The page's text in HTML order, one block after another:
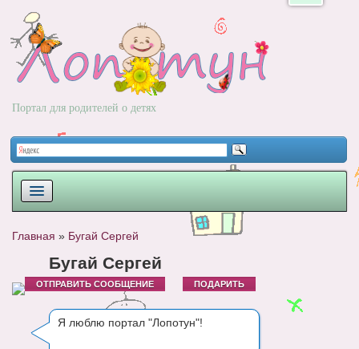
Портал для родителей о детях
РОДЫ
НОВОРОЖДЕННЫЙ
РАЗВИТИЕ
Главная » Бугай Сергей
Бугай Сергей
ОТПРАВИТЬ СООБЩЕНИЕ ПОДАРИТЬ
Я люблю портал "Лопотун"!